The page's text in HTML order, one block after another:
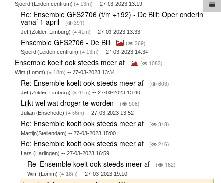
Sjoerd (Leiden centrum) ( 13m) -- 27-03-2023 13:19
Re: Ensemble GFS2706 (t/m +192) - De Bilt: Oper onderin
vanaf 1 april ( 391)
Jef (Zolder, Limburg)( 41m) -- 27-03-2023 13:33
Ensemble GFS2706 - De Bilt ( 369)
Sjoerd (Leiden centrum)( 13m) -- 27-03-2023 14:34
Ensemble koelt ook steeds meer af ( 1083)
Wim (Lomm) ( 18m) -- 27-03-2023 13:34
Re: Ensemble koelt ook steeds meer af ( 603)
Jef (Zolder, Limburg)( 41m) -- 27-03-2023 13:40
Lijkt wel wat droger te worden ( 508)
Julian (Enschede)( 56m) -- 27-03-2023 13:52
Re: Ensemble koelt ook steeds meer af ( 318)
Martijn(Stellendam) -- 27-03-2023 15:00
Re: Ensemble koelt ook steeds meer af ( 216)
Lars (Harlingen) -- 27-03-2023 16:59
Re: Ensemble koelt ook steeds meer af ( 162)
Wim (Lomm) ( 18m) -- 27-03-2023 19:10